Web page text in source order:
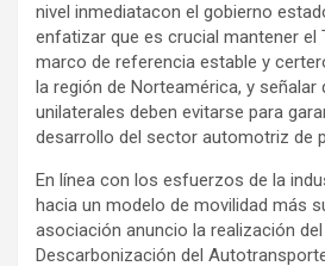
nivel inmediatacon el gobierno
enfatizar que es crucial mantener el
marco de referencia estable y
la región de Norteamérica, y señalar
unilaterales deben evitarse para
desarrollo del sector automotriz de
En línea con los esfuerzos de la
hacia un modelo de movilidad más
asociación anuncio la realización del
Descarbonización del